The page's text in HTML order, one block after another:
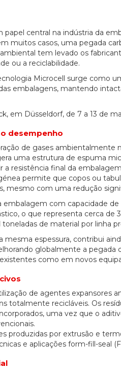
central na indústria da
muitos casos, uma pegada
tem levado os
ou a reciclabilidade.
Microcell surge como
embalagens, mantendo
em Düsseldorf, de 7 a 13 de
desempenho
de gases ambientalmente
uma estrutura de espuma
a resistência final da
permite que copos ou
mesmo com uma redução
embalagem com capacidade
o que representa cerca de
de material por linha
espessura, contribui
globalmente a pegada
como em novos
de agentes expansores
totalmente recicláveis. Os
uma vez que o
produzidas por extrusão e
e aplicações form-fill-seal